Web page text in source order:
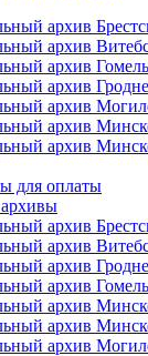
архив
архив
архив
архив
архив
архив
архив
для оплаты
архив
архив
архив
архив
архив
архив
архив